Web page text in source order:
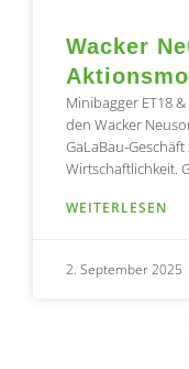
Wacker
Minibagger ET18
den Wacker
GaLaBau-
Wirtschaftlichkeit.
WEITERLESEN
2. September 2025